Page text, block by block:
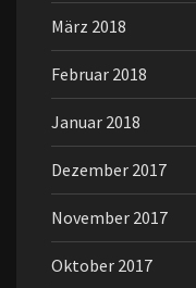
März 2018
Februar 2018
Januar 2018
Dezember 2017
November 2017
Oktober 2017